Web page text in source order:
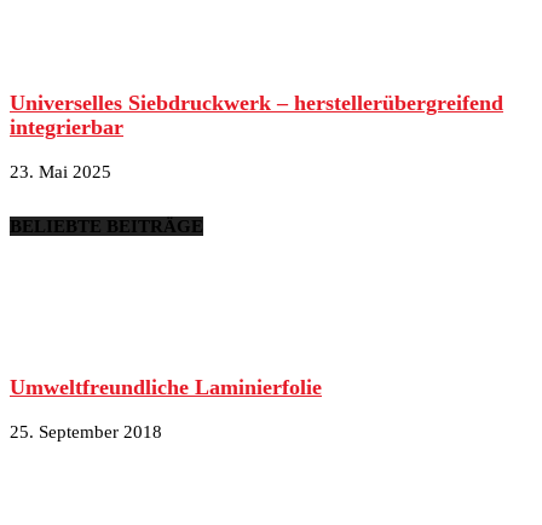
Universelles Siebdruckwerk – herstellerübergreifend
integrierbar
23. Mai 2025
BELIEBTE BEITRÄGE
Umweltfreundliche Laminierfolie
25. September 2018